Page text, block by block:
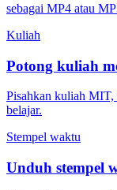
sebagai MP4 atau
Kuliah
Potong kuliah
Pisahkan kuliah
belajar.
Stempel waktu
Unduh stempel